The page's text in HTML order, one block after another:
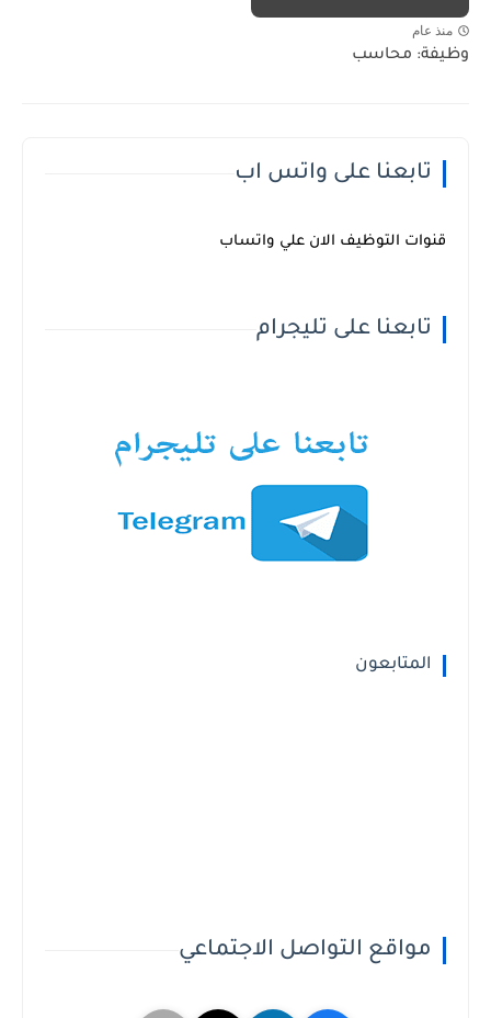
منذ عام
وظيفة: محاسب
تابعنا على واتس اب
قنوات التوظيف الان علي واتساب
تابعنا على تليجرام
المتابعون
مواقع التواصل الاجتماعي